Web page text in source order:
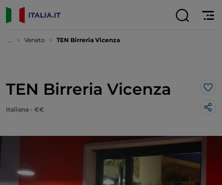
... Veneto TEN Birreria Vicenza
TEN Birreria Vicenza
Italiana - €€